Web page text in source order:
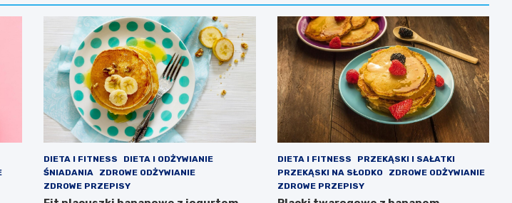
DIETA I FITNESS
DIETA I ODŻYWIANIE
ŚNIADANIA
ZDROWE ODŻYWIANIE
ZDROWE PRZEPISY
DIETA I FITNESS
PRZEKĄSKI I SAŁATKI
PRZEKĄSKI NA SŁODKO
ZDROWE ODŻYWIANIE
ZDROWE PRZEPISY